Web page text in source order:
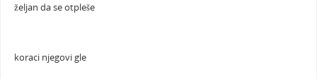
željan da se otpleše
koraci njegovi gle